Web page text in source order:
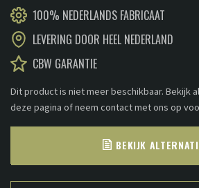
100% NEDERLANDS FABRICAAT
LEVERING DOOR HEEL NEDERLAND
CBW GARANTIE
Dit product is niet meer beschikbaar. Bekijk
deze pagina of neem contact met ons op
BEKIJK